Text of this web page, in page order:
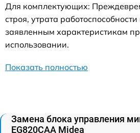
Для комплектующих:
строя, утрата
заявленным характеристикам
использовании.
Показать полностью
Замена блока управления
EG820CAA Midea